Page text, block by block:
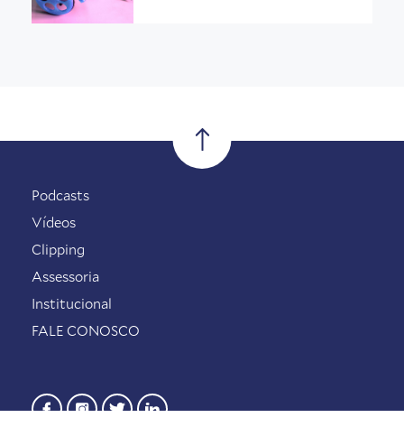
Podcasts
Vídeos
Clipping
Assessoria
Institucional
FALE CONOSCO